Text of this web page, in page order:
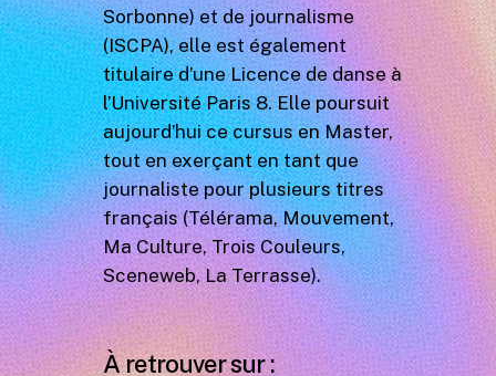
Sorbonne) et de journalisme
(ISCPA), elle est également
titulaire d’une Licence de danse à
l’Université Paris 8. Elle poursuit
aujourd’hui ce cursus en Master,
tout en exerçant en tant que
journaliste pour plusieurs titres
français (Télérama, Mouvement,
Ma Culture, Trois Couleurs,
Sceneweb, La Terrasse).
À retrouver sur :